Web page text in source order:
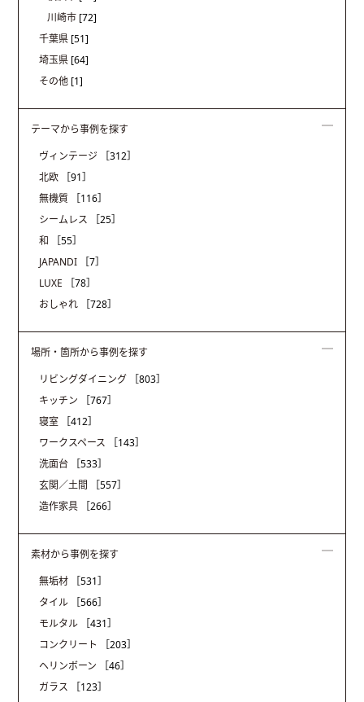
川崎市 [72]
千葉県 [51]
埼玉県 [64]
その他 [1]
テーマから事例を探す
ヴィンテージ
［312］
北欧
［91］
無機質
［116］
シームレス
［25］
和
［55］
JAPANDI
［7］
LUXE
［78］
おしゃれ
［728］
場所・箇所から事例を探す
リビングダイニング
［803］
キッチン
［767］
寝室
［412］
ワークスペース
［143］
洗面台
［533］
玄関／土間
［557］
造作家具
［266］
素材から事例を探す
無垢材
［531］
タイル
［566］
モルタル
［431］
コンクリート
［203］
ヘリンボーン
［46］
ガラス
［123］